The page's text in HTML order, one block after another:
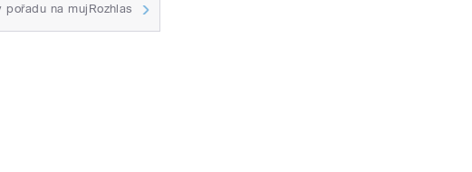
pořadu na mujRozhlas